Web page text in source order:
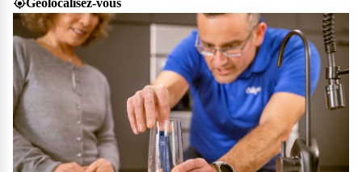
Géolocalisez-vous